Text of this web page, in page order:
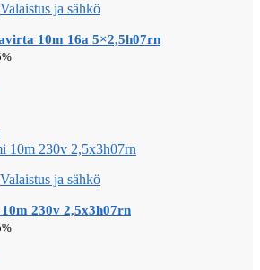
Valaistus ja sähkö
10m 16a 5×2,5h07rn
Valaistus ja sähkö
230v 2,5x3h07rn